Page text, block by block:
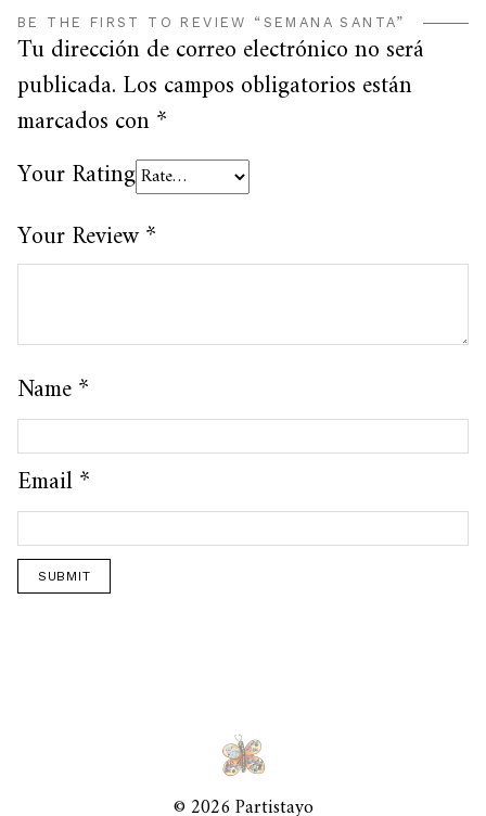
BE THE FIRST TO REVIEW “SEMANA SANTA”
Tu dirección de correo electrónico no será
publicada. Los campos obligatorios están
marcados con*
Your Rating
Your Review*
Name*
Email*
© 2026 Partistayo